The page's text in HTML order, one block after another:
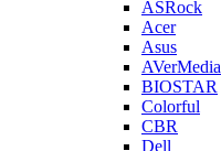
ASRock
Acer
Asus
AVerMedia
BIOSTAR
Colorful
CBR
Dell